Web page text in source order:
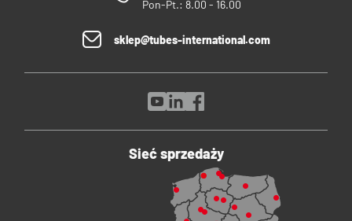
Pon-Pt.: 8.00 - 16.00
sklep@tubes-international.com
Sieć sprzedaży